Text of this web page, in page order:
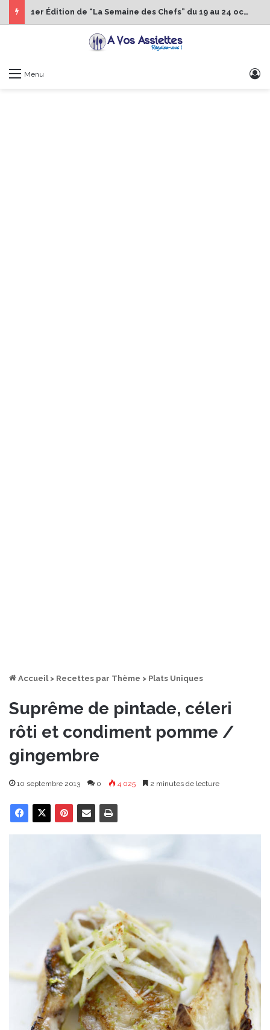
1er Édition de “La Semaine des Chefs” du 19 au 24 octobre 2026
Menu
Accueil > Recettes par Thème > Plats Uniques
Suprême de pintade, céleri
rôti et condiment pomme /
gingembre
10 septembre 2013 0 4 025 2 minutes de lecture